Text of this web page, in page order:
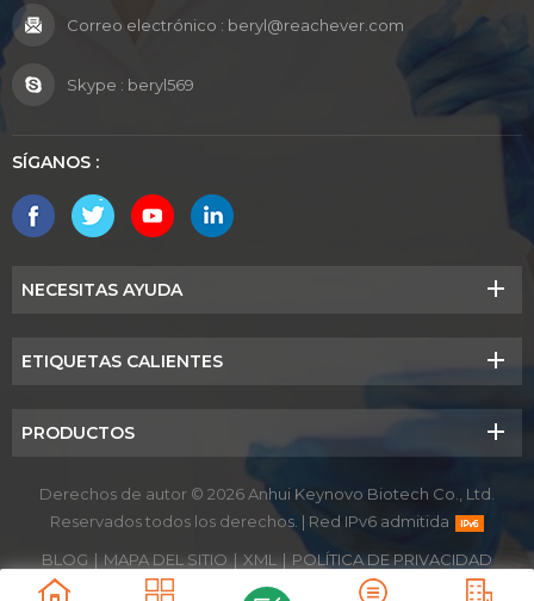
Correo electrónico : beryl@reachever.com
Skype : beryl569
SÍGANOS :
NECESITAS AYUDA
ETIQUETAS CALIENTES
PRODUCTOS
Derechos de autor © 2026 Anhui Keynovo Biotech Co., Ltd.
Reservados todos los derechos. | Red IPv6 admitida
BLOG | MAPA DEL SITIO | XML | POLÍTICA DE PRIVACIDAD